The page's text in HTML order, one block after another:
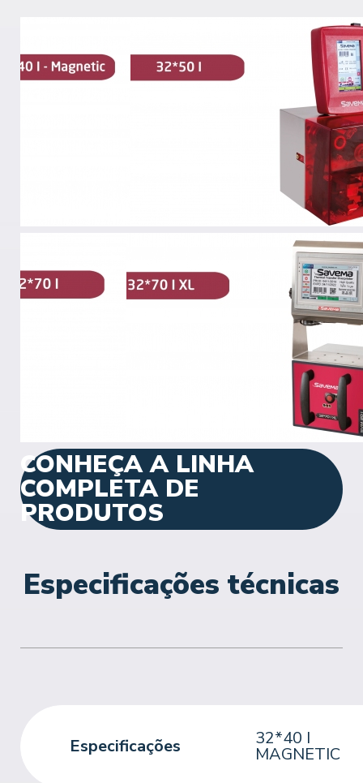
CONHEÇA A LINHA
COMPLETA DE
PRODUTOS
Especificações técnicas
Especificações 32*40 I
MAGNETIC